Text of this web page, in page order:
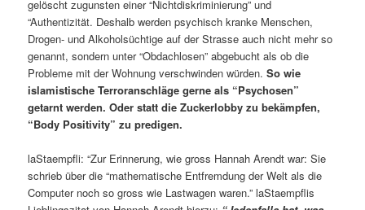
gelöscht zugunsten einer “Nichtdiskriminierung” und
“Authentizität. Deshalb werden psychisch kranke Menschen,
Drogen- und Alkoholsüchtige auf der Strasse auch nicht mehr so
genannt, sondern unter “Obdachlosen” abgebucht als ob die
Probleme mit der Wohnung verschwinden würden.So wie
islamistische Terroranschläge gerne als “Psychosen”
getarnt werden. Oder statt die Zuckerlobby zu bekämpfen,
“Body Positivity” zu predigen.
laStaempfli: “Zur Erinnerung, wie gross Hannah Arendt war: Sie
schrieb über die “mathematische Entfremdung der Welt als die
Computer noch so gross wie Lastwagen waren.” laStaempflis